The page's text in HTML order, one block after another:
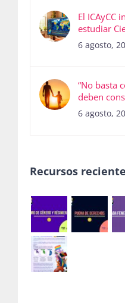
El ICAyCC
estudiar
6 agosto,
“No basta
deben
6 agosto,
Recursos